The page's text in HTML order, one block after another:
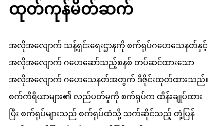
ထုတ်ကုန်မိတ်ဆက်
အလိုအလျောက် သန့်ရှင်းရေးဌာနကို စက်ရုပ်ဂဟေသေနတ်နှင့်
အလိုအလျောက် ဂဟေဆော်သည့်စနစ် တပ်ဆင်ထားသော
အလိုအလျောက် ဂဟေသေနတ်အတွက် ဒီဇိုင်းထုတ်ထားသည်။
စက်ကိရိယာများ၏ လည်ပတ်မှုကို စက်ရုပ်က ထိန်းချုပ်ထား
ပြီး စက်ရုပ်များသည် စက်ရုပ်ထံသို့ သက်ဆိုင်သည့် တုံ့ပြန်